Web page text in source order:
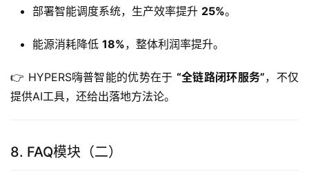
部署智能调度系统，生产效率提升 25%。
能源消耗降低 18%，整体利润率提升。
👉 HYPERS嗨普智能的优势在于 “全链路闭环服务”，不仅
提供AI工具，还给出落地方法论。
8. FAQ模块（二）